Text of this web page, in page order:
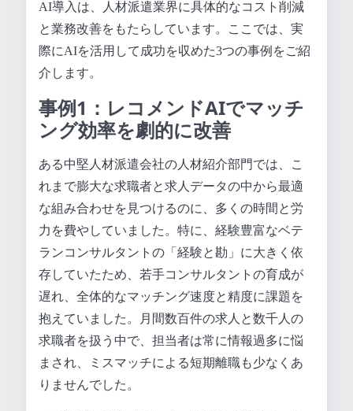
AI導入は、人材派遣業界に具体的なコスト削減
と業務改善をもたらしています。ここでは、実
際にAIを活用して成功を収めた3つの事例をご紹
介します。
事例1：レコメンドAIでマッチ
ング効率を劇的に改善
ある中堅人材派遣会社の人材紹介部門では、こ
れまで膨大な求職者と求人データの中から最適
な組み合わせを見つけるのに、多くの時間と労
力を費やしていました。特に、経験豊富なベテ
ランコンサルタントの「経験と勘」に大きく依
存していたため、若手コンサルタントの育成が
遅れ、全体的なマッチング速度と精度に課題を
抱えていました。月間数百件の求人と数千人の
求職者を扱う中で、担当者は常に情報過多に悩
まされ、ミスマッチによる短期離職も少なくあ
りませんでした。